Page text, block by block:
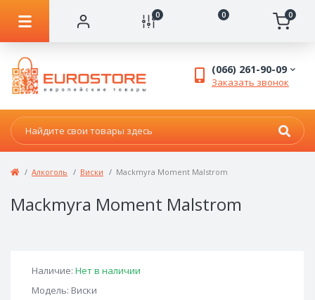
0 0 0
(066) 261-90-09
Заказать звонок
Алкоголь Виски Mackmyra Moment Malstrom
Mackmyra Moment Malstrom
Наличие: Нет в наличии
Модель: Виски